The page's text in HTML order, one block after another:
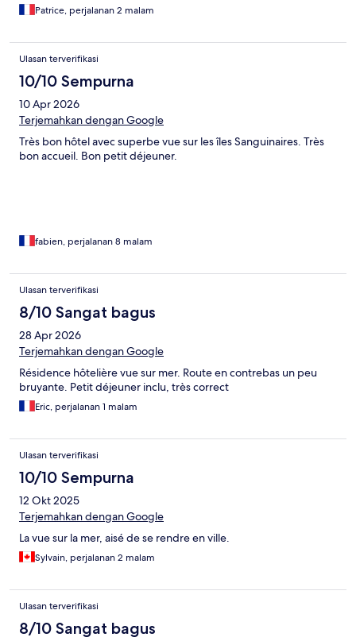
Patrice, perjalanan 2 malam
Ulasan terverifikasi
10/10 Sempurna
10 Apr 2026
Terjemahkan dengan Google
Très bon hôtel avec superbe vue sur les îles Sanguinaires. Très
bon accueil. Bon petit déjeuner.
fabien, perjalanan 8 malam
Ulasan terverifikasi
8/10 Sangat bagus
28 Apr 2026
Terjemahkan dengan Google
Résidence hôtelière vue sur mer. Route en contrebas un peu
bruyante. Petit déjeuner inclu, très correct
Eric, perjalanan 1 malam
Ulasan terverifikasi
10/10 Sempurna
12 Okt 2025
Terjemahkan dengan Google
La vue sur la mer, aisé de se rendre en ville.
Sylvain, perjalanan 2 malam
Ulasan terverifikasi
8/10 Sangat bagus